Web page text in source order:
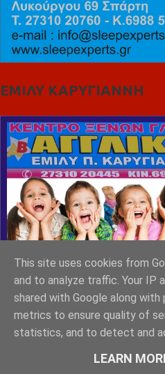
ΕΜΙΛΥ ΚΑΡΥΓΙΑΝΝΗ
This site uses cookies from
and to analyze traffic. Your IP
shared with Google along
metrics to ensure quality of
statistics, and to detect and
LEARN